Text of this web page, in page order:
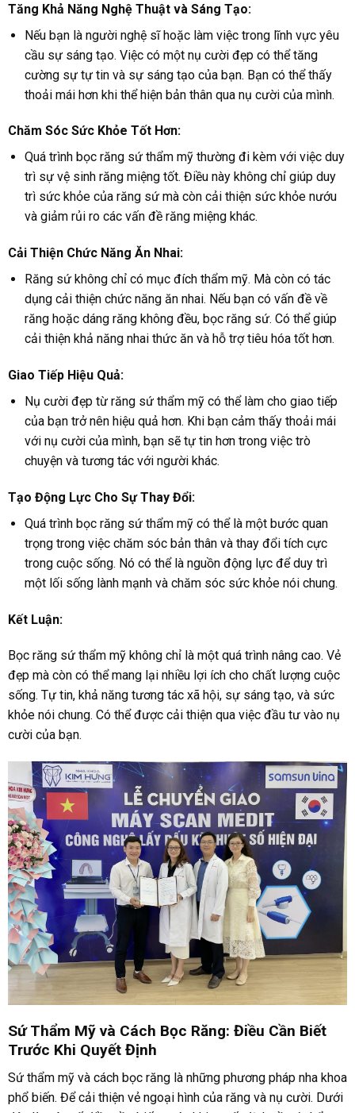
Tăng Khả Năng Nghệ Thuật và Sáng Tạo:
Nếu bạn là người nghệ sĩ hoặc làm việc trong lĩnh vực yêu
cầu sự sáng tạo. Việc có một nụ cười đẹp có thể tăng
cường sự tự tin và sự sáng tạo của bạn. Bạn có thể thấy
thoải mái hơn khi thể hiện bản thân qua nụ cười của mình.
Chăm Sóc Sức Khỏe Tốt Hơn:
Quá trình bọc răng sứ thẩm mỹ thường đi kèm với việc duy
trì sự vệ sinh răng miệng tốt. Điều này không chỉ giúp duy
trì sức khỏe của răng sứ mà còn cải thiện sức khỏe nướu
và giảm rủi ro các vấn đề răng miệng khác.
Cải Thiện Chức Năng Ăn Nhai:
Răng sứ không chỉ có mục đích thẩm mỹ. Mà còn có tác
dụng cải thiện chức năng ăn nhai. Nếu bạn có vấn đề về
răng hoặc dáng răng không đều, bọc răng sứ. Có thể giúp
cải thiện khả năng nhai thức ăn và hỗ trợ tiêu hóa tốt hơn.
Giao Tiếp Hiệu Quả:
Nụ cười đẹp từ răng sứ thẩm mỹ có thể làm cho giao tiếp
của bạn trở nên hiệu quả hơn. Khi bạn cảm thấy thoải mái
với nụ cười của mình, bạn sẽ tự tin hơn trong việc trò
chuyện và tương tác với người khác.
Tạo Động Lực Cho Sự Thay Đổi:
Quá trình bọc răng sứ thẩm mỹ có thể là một bước quan
trọng trong việc chăm sóc bản thân và thay đổi tích cực
trong cuộc sống. Nó có thể là nguồn động lực để duy trì
một lối sống lành mạnh và chăm sóc sức khỏe nói chung.
Kết Luận:
Bọc răng sứ thẩm mỹ không chỉ là một quá trình nâng cao. Vẻ
đẹp mà còn có thể mang lại nhiều lợi ích cho chất lượng cuộc
sống. Tự tin, khả năng tương tác xã hội, sự sáng tạo, và sức
khỏe nói chung. Có thể được cải thiện qua việc đầu tư vào nụ
cười của bạn.
Sứ Thẩm Mỹ và Cách Bọc Răng: Điều Cần Biết
Trước Khi Quyết Định
Sứ thẩm mỹ và cách bọc răng là những phương pháp nha khoa
phổ biến. Để cải thiện vẻ ngoại hình của răng và nụ cười. Dưới